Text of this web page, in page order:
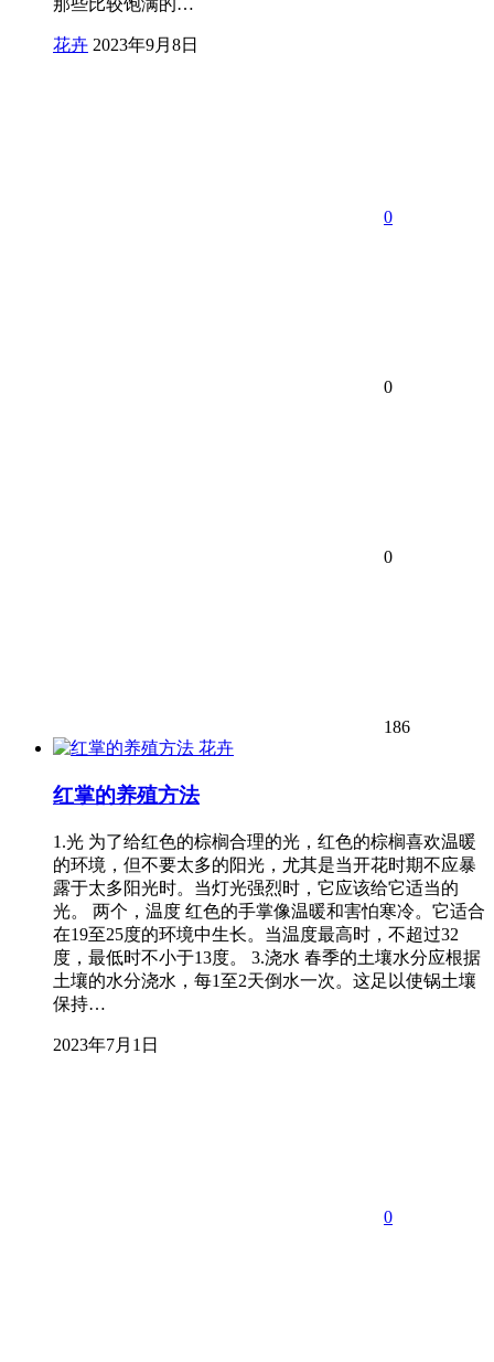
那些比较饱满的…
花卉 2023年9月8日
0
0
0
186
花卉
红掌的养殖方法
1.光 为了给红色的棕榈合理的光，红色的棕榈喜欢温暖
的环境，但不要太多的阳光，尤其是当开花时期不应暴
露于太多阳光时。当灯光强烈时，它应该给它适当的
光。 两个，温度 红色的手掌像温暖和害怕寒冷。它适合
在19至25度的环境中生长。当温度最高时，不超过32
度，最低时不小于13度。 3.浇水 春季的土壤水分应根据
土壤的水分浇水，每1至2天倒水一次。这足以使锅土壤
保持…
2023年7月1日
0